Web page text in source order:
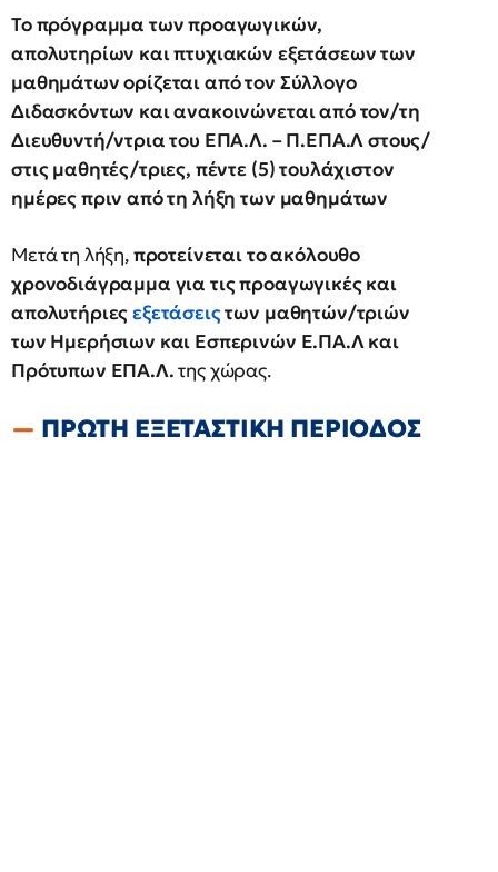
Το πρόγραμμα των προαγωγικών,
απολυτηρίων και πτυχιακών εξετάσεων των
μαθημάτων ορίζεται από τον Σύλλογο
Διδασκόντων και ανακοινώνεται από τον/τη
Διευθυντή/ντρια του ΕΠΑ.Λ. – Π.ΕΠΑ.Λ στους/
στις μαθητές/τριες, πέντε (5) τουλάχιστον
ημέρες πριν από τη λήξη των μαθημάτων
Μετά τη λήξη,προτείνεται το ακόλουθο
χρονοδιάγραμμα για τις προαγωγικές και
απολυτήριεςεξετάσειςτων μαθητών/τριών
των Ημερήσιων και Εσπερινών Ε.ΠΑ.Λ και
Πρότυπων ΕΠΑ.Λ.της χώρας.
ΠΡΩΤΗ ΕΞΕΤΑΣΤΙΚΗ ΠΕΡΙΟΔΟΣ